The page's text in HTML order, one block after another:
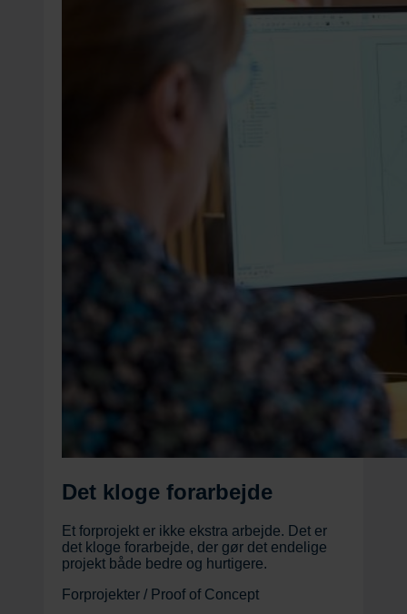
Det kloge forarbejde
Et forprojekt er ikke ekstra arbejde. Det er
det kloge forarbejde, der gør det endelige
projekt både bedre og hurtigere.
Forprojekter / Proof of Concept